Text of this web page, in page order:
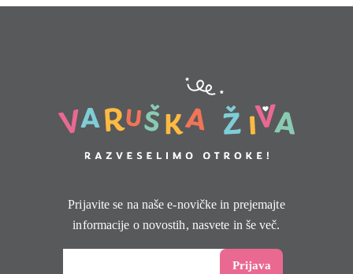
Prijavite se na naše e-novičke in prejemajte
informacije o novostih, nasvete in še več.